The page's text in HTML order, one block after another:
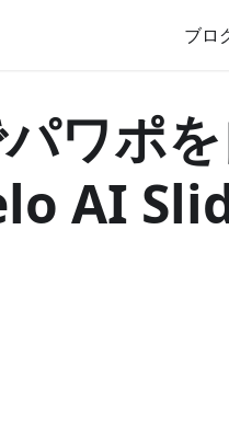
ブロ
ワポ
AI